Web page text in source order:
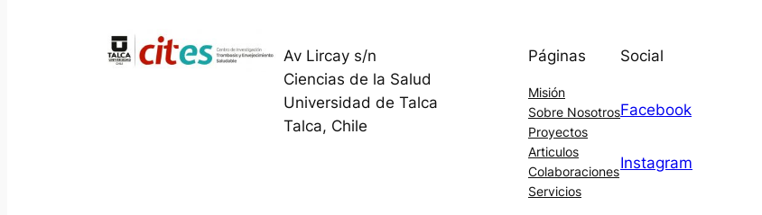
Av Lircay s/n
Ciencias de la Salud
Universidad de Talca
Talca, Chile
Páginas
Misión
Sobre Nosotros
Proyectos
Articulos
Colaboraciones
Servicios
Social
Facebook
Instagram